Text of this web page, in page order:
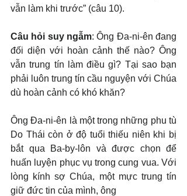
vẫn làm khi trước” (câu 10).
Câu hỏi suy ngẫm: Ông Đa-ni-ên đang
đối diện với hoàn cảnh thế nào? Ông
vẫn trung tín làm điều gì? Tại sao bạn
phải luôn trung tín cầu nguyện với Chúa
dù hoàn cảnh có khó khăn?
Ông Đa-ni-ên là một trong những phu tù
Do Thái còn ở độ tuổi thiếu niên khi bị
bắt qua Ba-by-lôn và được chọn để
huấn luyện phục vụ trong cung vua. Với
lòng kính sợ Chúa, một mực trung tín
giữ đức tin của mình, ông